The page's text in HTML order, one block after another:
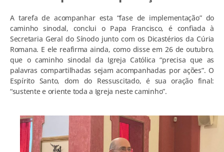
A tarefa de acompanhar esta “fase de implementação” do
caminho sinodal, conclui o Papa Francisco, é confiada à
Secretaria Geral do Sínodo junto com os Dicastérios da Cúria
Romana. E ele reafirma ainda, como disse em 26 de outubro,
que o caminho sinodal da Igreja Católica “precisa que as
palavras compartilhadas sejam acompanhadas por ações”. O
Espírito Santo, dom do Ressuscitado, é sua oração final:
“sustente e oriente toda a Igreja neste caminho”.